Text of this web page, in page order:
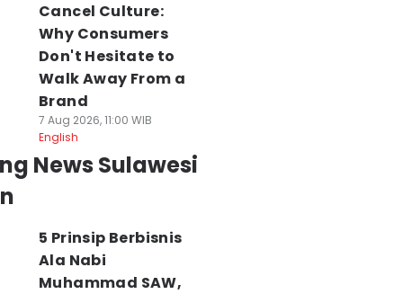
Cancel Culture:
Why Consumers
Don't Hesitate to
Walk Away From a
Brand
7 Aug 2026, 11:00 WIB
English
News Sulawesi
5 Prinsip Berbisnis
Ala Nabi
Muhammad SAW,